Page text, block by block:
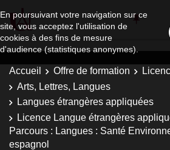
En poursuivant votre navigation sur ce
site, vous acceptez l'utilisation de
cookies à des fins de mesure
d'audience (statistiques anonymes).
Accueil Offre de formation
Arts, Lettres, Langues
Langues étrangères appliquées
Licence Langue étrangères
Parcours : Langues : Santé
espagnol